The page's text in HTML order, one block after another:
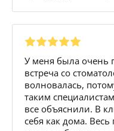
У меня была очень
встреча со
волновалась,
таким
все объяснили. В
себя как дома.